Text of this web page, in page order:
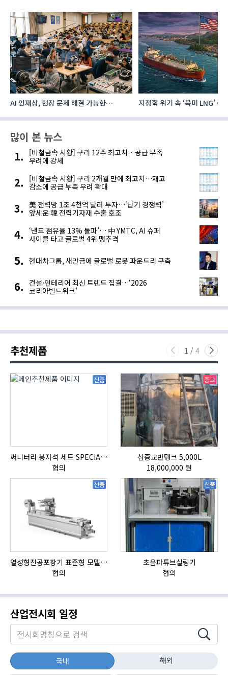
AI 인재상, 현장 문제 해결 가능한
지정학 위기 속 ‘북미 LNG’
많이 본 뉴스
[비철금속 시황] 구리 12주 최고치…공급 부족
우려에 강세
[비철금속 시황] 구리 2개월 만에 최고치…재고
감소에 공급 부족 우려 확대
美 전력망 1조 4천억 달러 투자…‘납기 경쟁력’
앞세운 韓 전력기자재 수출 호조
‘낸드 점유율 13% 돌파’… 中 YMTC, AI 슈퍼
사이클 타고 글로벌 4위 맹추격
현대차그룹, 새만금에 글로벌 로봇 파운드리 구축
건설·인테리어 최신 트렌드 집결…‘2026
코리아빌드위크’
추천제품 1 / 4
신품
써니터리 봉자석 세트 SPECIAL , 봉자석 , 자석봉 , 호퍼용자석 , 전자석
협의
중고
삼중교반탱크 5,000L
18,000,000 원
신품
열성형진공포장기 표준형 모델 OMNIVAC S-200
협의
신품
초음파튜브실링기
협의
산업전시회 일정
국내 해외